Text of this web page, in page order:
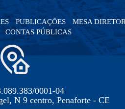
PUBLICAÇÕES
MESA
CONTAS PÚBLICAS
0001-04
N 9 centro, Penaforte - CE